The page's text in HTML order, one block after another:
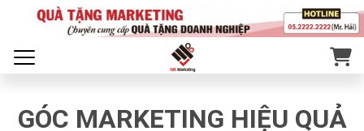
GÓC MARKETING HIỆU QUẢ